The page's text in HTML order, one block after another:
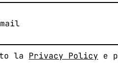
la Privacy Policy e